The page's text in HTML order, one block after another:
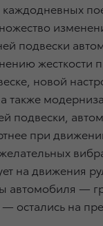
подвески
жесткости
новой
также
подвески,
при
на движения
автомобиля —
остались на